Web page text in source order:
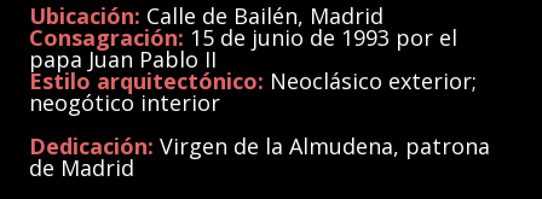
Ubicación: Calle de Bailén, Madrid
Consagración: 15 de junio de 1993 por el
papa Juan Pablo II
Estilo arquitectónico: Neoclásico exterior;
neogótico interior
Dedicación: Virgen de la Almudena, patrona
de Madrid